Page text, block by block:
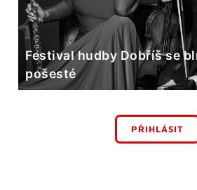
Festival hudby Dobříš se
pošesté
PŘIHLÁSIT